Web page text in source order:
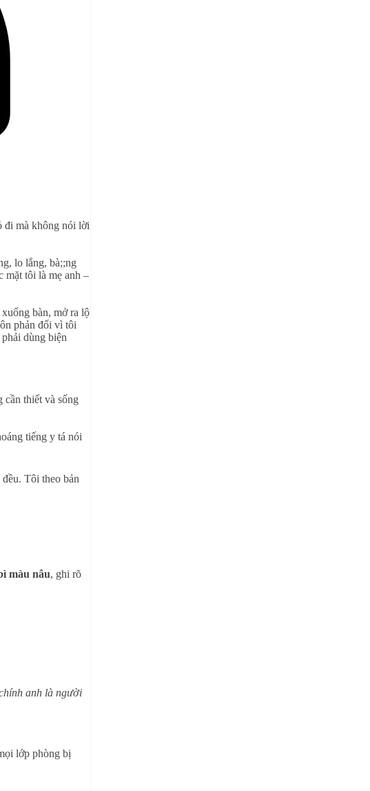
đi mà không nói lời
lo lắng, bà;;ng
mặt tôi là mẹ anh –
bàn, mở ra lộ
phản đối vì tôi
dùng biện
cần thiết và sống
tiếng y tá nói
Tôi theo bản
màu nâu, ghi rõ
anh là người
lớp phòng bị